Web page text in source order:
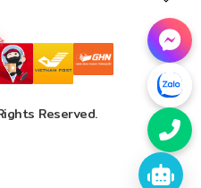
Reserved.